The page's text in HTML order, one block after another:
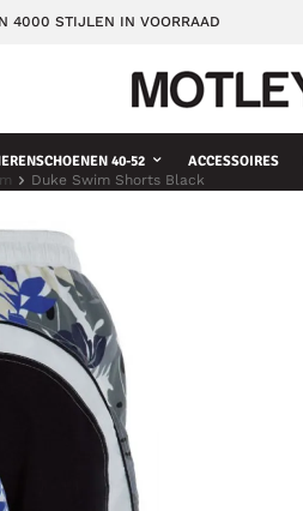
4000 STIJLEN IN VOORRAAD
40-52 ACCESSOIRES
Duke Swim Shorts Black